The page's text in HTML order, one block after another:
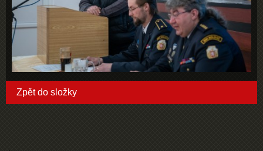
Zpět do složky